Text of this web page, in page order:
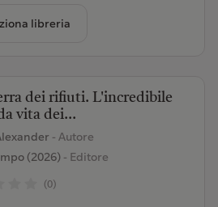
libreria
dei rifiuti. L'incredibile
vita dei...
- Autore
(2026)- Editore
(0)